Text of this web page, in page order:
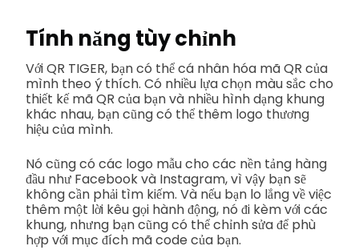
Tính năng tùy chỉnh
Với QR TIGER, bạn có thể cá nhân hóa mã QR của
mình theo ý thích. Có nhiều lựa chọn màu sắc cho
thiết kế mã QR của bạn và nhiều hình dạng khung
khác nhau, bạn cũng có thể thêm logo thương
hiệu của mình.
Nó cũng có các logo mẫu cho các nền tảng hàng
đầu như Facebook và Instagram, vì vậy bạn sẽ
không cần phải tìm kiếm. Và nếu bạn lo lắng về việc
thêm một lời kêu gọi hành động, nó đi kèm với các
khung, nhưng bạn cũng có thể chỉnh sửa để phù
hợp với mục đích mã code của bạn.